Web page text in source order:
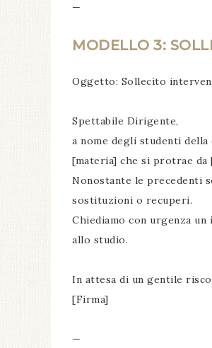
—
MODELLO 3:
Oggetto: Sollecito
Spettabile Dirigente,
a nome degli studenti della
[materia] che si protrae da
Nonostante le precedenti
sostituzioni o recuperi.
Chiediamo con urgenza
allo studio.
In attesa di un gentile
[Firma]
—